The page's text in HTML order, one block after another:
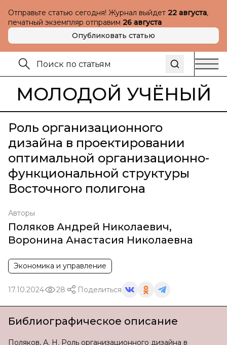
Отправьте статью сегодня! Журнал выйдет 22 августа,
печатный экземпляр отправим 26 августа
Опубликовать статью
МОЛОДОЙ УЧЁНЫЙ
Роль организационного
дизайна в проектировании
оптимальной организационно-
функциональной структуры
Восточного полигона
Авторы
Поляков Андрей Николаевич,
Воронина Анастасия Николаевна
Экономика и управление
17.10.2024 28 Поделиться
Библиографическое описание
Поляков, А. Н. Роль организационного дизайна в